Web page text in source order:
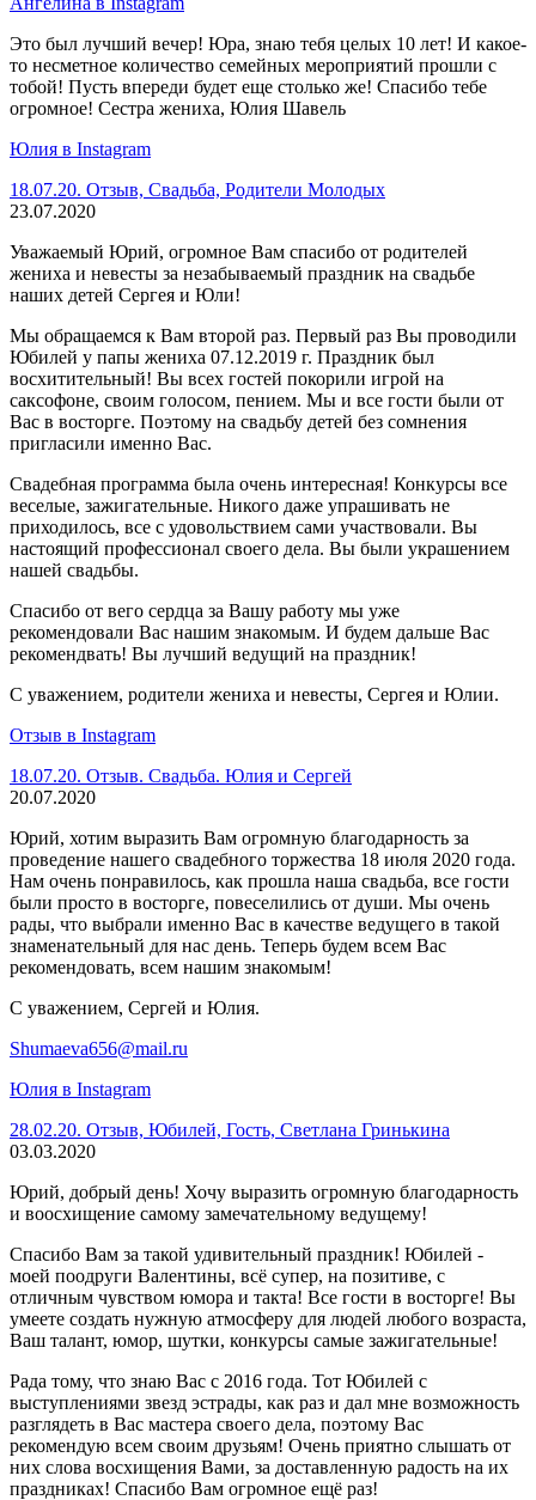
Это был лучший вечер! Юра, знаю тебя целых 10 лет! И какое-
то несметное количество семейных мероприятий прошли с
тобой! Пусть впереди будет еще столько же! Спасибо тебе
огромное! Сестра жениха, Юлия Шавель
Юлия в Instagram
18.07.20. Отзыв, Свадьба, Родители Молодых
23.07.2020
Уважаемый Юрий, огромное Вам спасибо от родителей
жениха и невесты за незабываемый праздник на свадьбе
наших детей Сергея и Юли!
Мы обращаемся к Вам второй раз. Первый раз Вы проводили
Юбилей у папы жениха 07.12.2019 г. Праздник был
восхитительный! Вы всех гостей покорили игрой на
саксофоне, своим голосом, пением. Мы и все гости были от
Вас в восторге. Поэтому на свадьбу детей без сомнения
пригласили именно Вас.
Свадебная программа была очень интересная! Конкурсы все
веселые, зажигательные. Никого даже упрашивать не
приходилось, все с удовольствием сами участвовали. Вы
настоящий профессионал своего дела. Вы были украшением
нашей свадьбы.
Спасибо от вего сердца за Вашу работу мы уже
рекомендовали Вас нашим знакомым. И будем дальше Вас
рекомендвать! Вы лучший ведущий на праздник!
С уважением, родители жениха и невесты, Сергея и Юлии.
Отзыв в Instagram
18.07.20. Отзыв. Свадьба. Юлия и Сергей
20.07.2020
Юрий, хотим выразить Вам огромную благодарность за
проведение нашего свадебного торжества 18 июля 2020 года.
Нам очень понравилось, как прошла наша свадьба, все гости
были просто в восторге, повеселились от души. Мы очень
рады, что выбрали именно Вас в качестве ведущего в такой
знаменательный для нас день. Теперь будем всем Вас
рекомендовать, всем нашим знакомым!
С уважением, Сергей и Юлия.
Shumaeva656@mail.ru
Юлия в Instagram
28.02.20. Отзыв, Юбилей, Гость, Светлана Гринькина
03.03.2020
Юрий, добрый день! Хочу выразить огромную благодарность
и воосхищение самому замечательному ведущему!
Спасибо Вам за такой удивительный праздник! Юбилей -
моей поодруги Валентины, всё супер, на позитиве, с
отличным чувством юмора и такта! Все гости в восторге! Вы
умеете создать нужную атмосферу для людей любого возраста,
Ваш талант, юмор, шутки, конкурсы самые зажигательные!
Рада тому, что знаю Вас с 2016 года. Тот Юбилей с
выступлениями звезд эстрады, как раз и дал мне возможность
разглядеть в Вас мастера своего дела, поэтому Вас
рекомендую всем своим друзьям! Очень приятно слышать от
них слова восхищения Вами, за доставленную радость на их
праздниках! Спасибо Вам огромное ещё раз!